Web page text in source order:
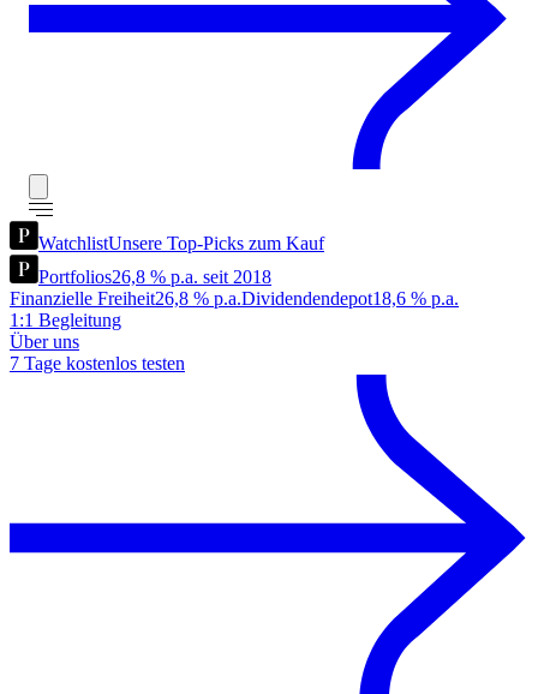
WatchlistUnsere Top-Picks zum Kauf
Portfolios26,8 % p.a. seit 2018
Finanzielle Freiheit26,8 % p.a.Dividendendepot18,6 % p.a.
1:1 Begleitung
Über uns
7 Tage kostenlos testen